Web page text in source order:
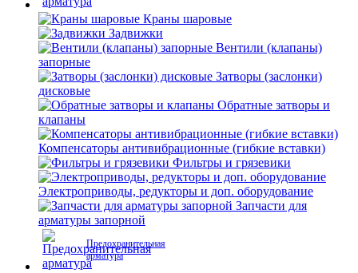
Краны шаровые
Задвижки
Вентили (клапаны)
запорные
Затворы (заслонки)
дисковые
Обратные затворы и
клапаны
Компенсаторы антивибрационные (гибкие вставки)
Фильтры и грязевики
Электроприводы, редукторы и доп. оборудование
Запчасти для
арматуры запорной
Предохранительная
арматура